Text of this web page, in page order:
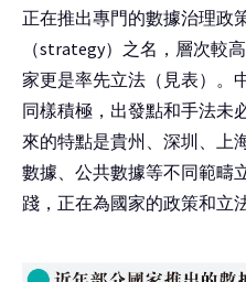
正在推出專門的數據治理政
（strategy）之名，層次較
家更是率先立法（見表）。
同樣積極，出發點和手法未
來的特點是貴州、深圳、上
數據、公共數據等不同範疇
踐，正在為國家的政策和立